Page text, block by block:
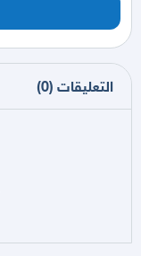
التعليقات (
0
)